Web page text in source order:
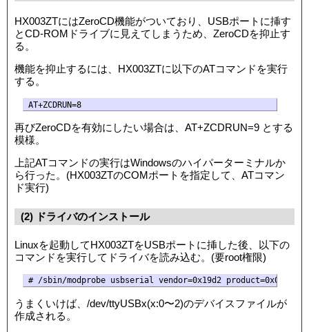
HX003ZTにはZeroCD機能がついており、USBポートに挿す
とCD-ROMドライブに見えてしまうため、ZeroCDを抑止す
る。
機能を抑止するには、HX003ZTに以下のATコマンドを実行
する。
AT+ZCDRUN=8
再びZeroCDを有効にしたい場合は、AT+ZCDRUN=9 とする
模様。
上記ATコマンドの実行はWindowsのハイパーターミナルか
ら行った。(HX003ZTのCOMポートを指定して、ATコマン
ド実行)
(2) ドライバのインストール
Linuxを起動してHX003ZTをUSBポートに挿した後、以下の
コマンドを実行してドライバを読み込む。(要root権限)
うまくいけば、/dev/ttyUSBx(x:0〜2)のデバイスファイルが
作成される。